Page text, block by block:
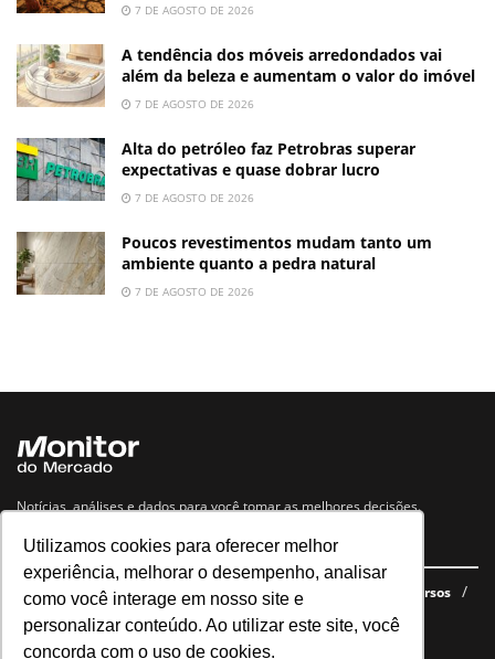
Utilizamos cookies para oferecer melhor
experiência, melhorar o desempenho, analisar
como você interage em nosso site e
personalizar conteúdo. Ao utilizar este site, você
concorda com o uso de cookies.
7 DE AGOSTO DE 2026
A tendência dos móveis arredondados vai
além da beleza e aumentam o valor do imóvel
7 DE AGOSTO DE 2026
Alta do petróleo faz Petrobras superar
expectativas e quase dobrar lucro
7 DE AGOSTO DE 2026
Poucos revestimentos mudam tanto um
ambiente quanto a pedra natural
7 DE AGOSTO DE 2026
Notícias, análises e dados para você tomar as melhores decisões.
Navegue no site
Últimas notícias Quem somos E-books gratuitos
Cursos
Política de privacidade